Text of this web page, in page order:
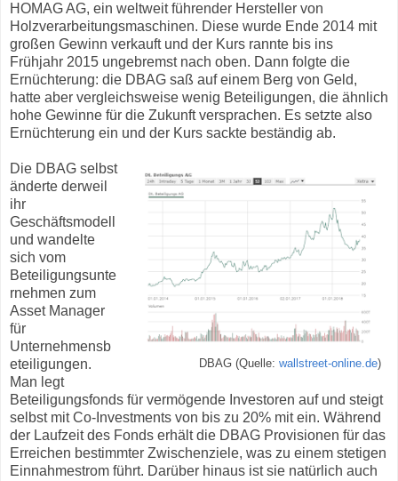
HOMAG AG, ein weltweit führender Hersteller von
Holzverarbeitungsmaschinen. Diese wurde Ende 2014 mit
großen Gewinn verkauft und der Kurs rannte bis ins
Frühjahr 2015 ungebremst nach oben. Dann folgte die
Ernüchterung: die DBAG saß auf einem Berg von Geld,
hatte aber vergleichsweise wenig Beteiligungen, die ähnlich
hohe Gewinne für die Zukunft versprachen. Es setzte also
Ernüchterung ein und der Kurs sackte beständig ab.
DBAG (Quelle: wallstreet-online.de)
Die DBAG selbst
änderte derweil
ihr
Geschäftsmodell
und wandelte
sich vom
Beteiligungsunte
rnehmen zum
Asset Manager
für
Unternehmensb
eteiligungen.
Man legt
Beteiligungsfonds für vermögende Investoren auf und steigt
selbst mit Co-Investments von bis zu 20% mit ein. Während
der Laufzeit des Fonds erhält die DBAG Provisionen für das
Erreichen bestimmter Zwischenziele, was zu einem stetigen
Einnahmestrom führt. Darüber hinaus ist sie natürlich auch